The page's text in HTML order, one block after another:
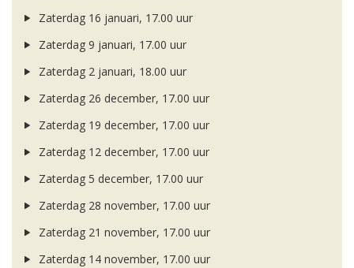
Zaterdag 16 januari, 17.00 uur
Zaterdag 9 januari, 17.00 uur
Zaterdag 2 januari, 18.00 uur
Zaterdag 26 december, 17.00 uur
Zaterdag 19 december, 17.00 uur
Zaterdag 12 december, 17.00 uur
Zaterdag 5 december, 17.00 uur
Zaterdag 28 november, 17.00 uur
Zaterdag 21 november, 17.00 uur
Zaterdag 14 november, 17.00 uur